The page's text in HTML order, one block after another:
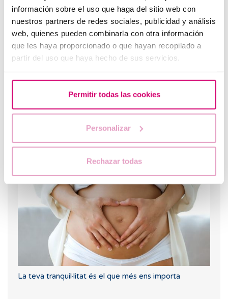
información sobre el uso que haga del sitio web con
nuestros partners de redes sociales, publicidad y análisis
web, quienes pueden combinarla con otra información
que les haya proporcionado o que hayan recopilado a
partir del uso que haya hecho de sus servicios.
Permitir todas las cookies
Personalizar
Rechazar todas
Articles relacionats
ovàrica?
La teva tranquil·litat és el que més ens importa